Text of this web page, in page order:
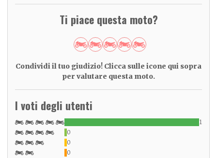
Ti piace questa moto?
Condividi il tuo giudizio! Clicca sulle icone qui sopra
per valutare questa moto.
I voti degli utenti
1
0
0
0